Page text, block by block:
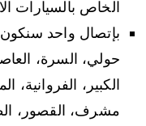
الخاص بالسيارات
بإتصال واحد
حولي، السرة،
الكبير، الفروانية،
مشرف، القصور،